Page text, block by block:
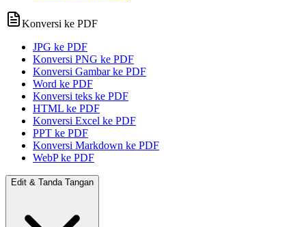
Konversi ke PDF
JPG ke PDF
Konversi PNG ke PDF
Konversi Gambar ke PDF
Word ke PDF
Konversi teks ke PDF
HTML ke PDF
Konversi Excel ke PDF
PPT ke PDF
Konversi Markdown ke PDF
WebP ke PDF
Edit & Tanda Tangan